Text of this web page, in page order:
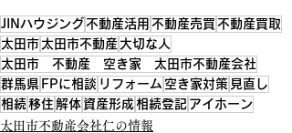
JINハウジング不動産活用 不動産売買 不動産買取
太田市 太田市不動産 大切な人
太田市 不動産 空き家 太田市不動産会社
群馬県 FPに相談 リフォーム 空き家対策 見直し
相続 移住 解体 資産形成 相続登記 アイホーン
太田市不動産会社仁の情報